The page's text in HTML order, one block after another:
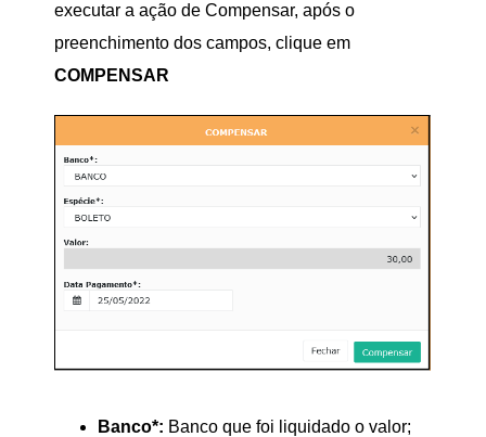
executar a ação de Compensar, após o
preenchimento dos campos, clique em
COMPENSAR
Banco*: Banco que foi liquidado o valor;